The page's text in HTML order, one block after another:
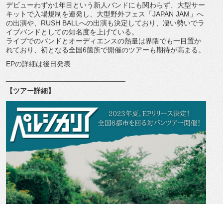
デビューわずか1年目という新人バンドにも関わらず、 大型サー
キットで入場規制を連発し、大型野外フェス「JAPAN JAM」へ
の出演や、RUSH BALLへの出演も決定しており、 凄い勢いでラ
イブバンドとしての知名度を上げている。
ライブでのバンドとオーディエンスの熱量は界隈でも一目置か
れており、初となる全国6箇所で開催のツアーも期待が高まる。
EPの詳細は後日発表
【ツアー詳細】